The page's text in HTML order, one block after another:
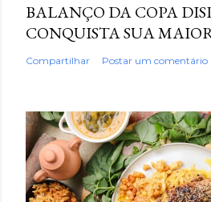
BALANÇO DA COPA
CONQUISTA SUA
Compartilhar Postar um comentário